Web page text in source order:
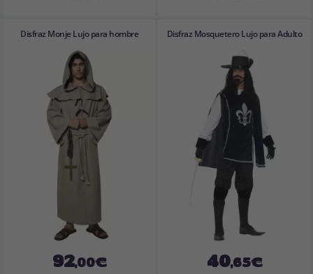
Disfraz Monje Lujo para hombre
92,00€
Disfraz Mosquetero Lujo para Adulto
40,65€